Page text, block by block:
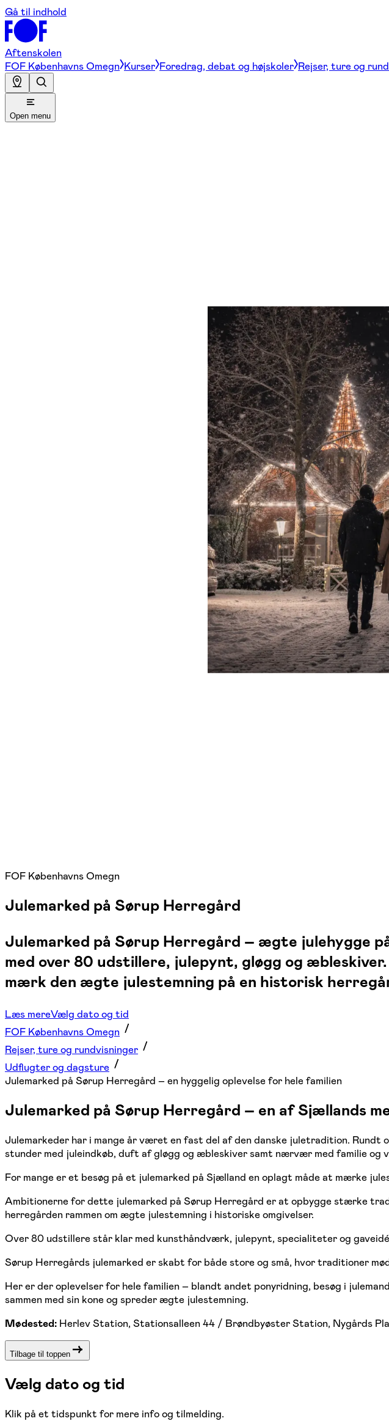
Gå til indhold
Aftenskolen
FOF Københavns Omegn Kurser Foredrag, debat og højskoler Rejser, ture og
Open menu
FOF Københavns Omegn
Julemarked på Sørup Herregård
Julemarked på Sørup Herregård – ægte julehygge
med over 80 udstillere, julepynt, gløgg og
mærk den ægte julestemning på en historisk
Læs mereVælg dato og tid
FOF Københavns Omegn
Rejser, ture og rundvisninger
Udflugter og dagsture
Julemarked på Sørup Herregård – en hyggelig oplevelse for hele familien
Julemarked på Sørup Herregård – en af Sjællands
Julemarkeder har i mange år været en fast del af den danske juletradition. Rundt
stunder med juleindkøb, duft af gløgg og æbleskiver samt nærvær med familie og
For mange er et besøg på et julemarked på Sjælland en oplagt måde at mærke
Ambitionerne for dette julemarked på Sørup Herregård er at opbygge stærke
herregården rammen om ægte julestemning i historiske omgivelser.
Over 80 udstillere står klar med kunsthåndværk, julepynt, specialiteter og
Sørup Herregårds julemarked er skabt for både store og små, hvor traditioner
Her er der oplevelser for hele familien – blandt andet ponyridning, besøg i
sammen med sin kone og spreder ægte julestemning.
Mødested: Herlev Station, Stationsalleen 44 / Brøndbyøster Station, Nygårds
Tilbage til toppen
Vælg dato og tid
Klik på et tidspunkt for mere info og tilmelding.